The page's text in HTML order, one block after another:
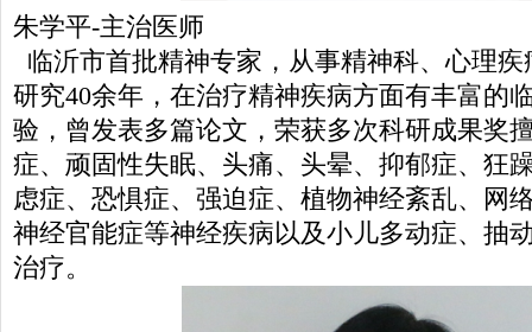
朱学平-主治医师
临沂市首批精神专家，从事精神科、心理
研究40余年，在治疗精神疾病方面有丰富的
验，曾发表多篇论文，荣获多次科研成果奖
症、顽固性失眠、头痛、头晕、抑郁症、狂
虑症、恐惧症、强迫症、植物神经紊乱、网
神经官能症等神经疾病以及小儿多动症、抽
治疗。